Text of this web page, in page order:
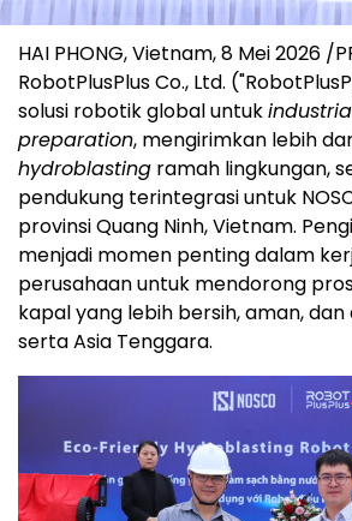
HAI PHONG, Vietnam,8 Mei 2026 /
RobotPlusPlus Co., Ltd.
solusi robotik global untuk
preparation, mengirimkan lebih
hydroblasting ramah lingkungan,
pendukung terintegrasi untuk
provinsi Quang Ninh, Vietnam.
menjadi momen penting dalam
perusahaan untuk mendorong
kapal yang lebih bersih, aman,
serta Asia Tenggara.